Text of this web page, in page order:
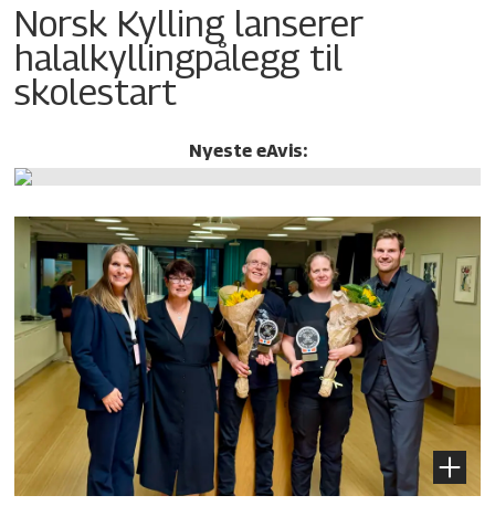
Norsk Kylling lanserer
halalkylling­pålegg til
skolestart
Nyeste eAvis: